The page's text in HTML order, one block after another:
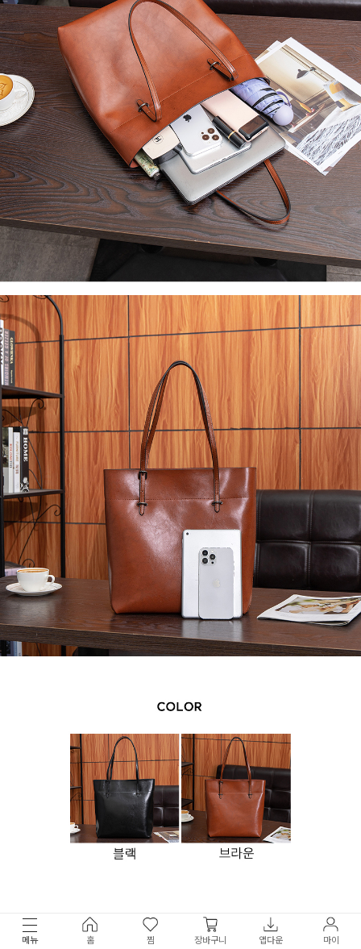
메뉴 홈 찜 장바구니 앱다운 마이